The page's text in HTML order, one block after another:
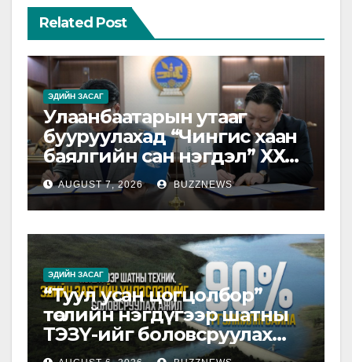
Related Post
ЭДИЙН ЗАСАГ
Улаанбаатарын утааг
бууруулахад “Чингис хаан
баялгийн сан нэгдэл” ХХК-
тай хамтарна
AUGUST 7, 2026 BUZZNEWS
ЭДИЙН ЗАСАГ
“Туул усан цогцолбор”
төслийн нэгдүгээр шатны
ТЭЗҮ-ийг боловсруулах
ажил 90 хувийн